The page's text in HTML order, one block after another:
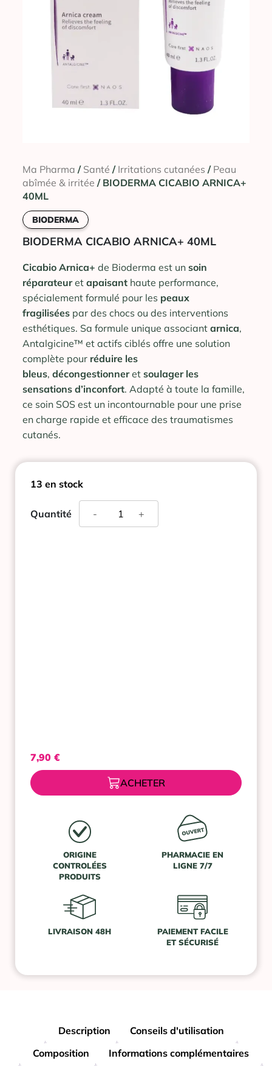
Ma Pharma / Santé / Irritations cutanées / Peau
abîmée & irritée / BIODERMA CICABIO ARNICA+
40ML
BIODERMA
BIODERMA CICABIO ARNICA+ 40ML
Cicabio Arnica+ de Bioderma est un soin
réparateuret apaisant haute performance,
spécialement formulé pour les peaux
fragilisées par des chocs ou des interventions
esthétiques. Sa formule unique associant arnica,
Antalgicine™ et actifs ciblés offre une solution
complète pour réduire les
bleus, décongestionneret soulager les
sensations d’inconfort. Adapté à toute la famille,
ce soin SOS est un incontournable pour une prise
en charge rapide et efficace des traumatismes
cutanés.
13 en stock
Quantité +
quantité
-
7,90 €
ACHETER
ORIGINE
CONTROLÉES
PRODUITS
PHARMACIE EN
LIGNE 7/7
LIVRAISON 48H
PAIEMENT FACILE
ET SÉCURISÉ
Description
Conseils d'utilisation
Composition
Informations complémentaires